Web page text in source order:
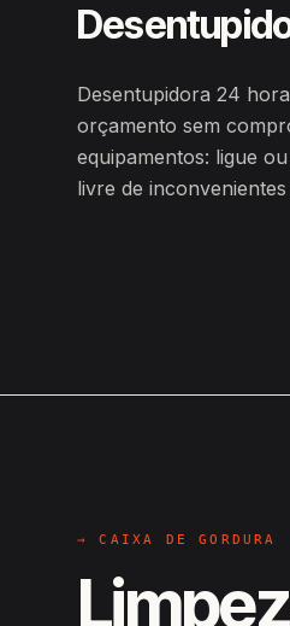
Desentupidora 24
orçamento sem
equipamentos: ligue
livre de
→ CAIXA DE GORDURA